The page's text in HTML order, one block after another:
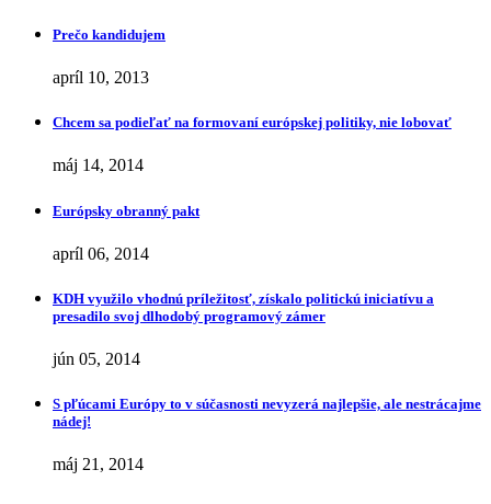
Prečo kandidujem
apríl 10, 2013
Chcem sa podieľať na formovaní európskej politiky, nie lobovať
máj 14, 2014
Európsky obranný pakt
apríl 06, 2014
KDH využilo vhodnú príležitosť, získalo politickú iniciatívu a
presadilo svoj dlhodobý programový zámer
jún 05, 2014
S pľúcami Európy to v súčasnosti nevyzerá najlepšie, ale nestrácajme
nádej!
máj 21, 2014